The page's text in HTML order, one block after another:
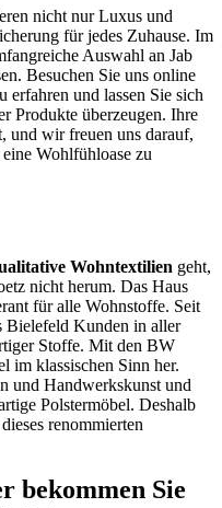
nicht nur Luxus und
für jedes Zuhause. Im
Auswahl an Jab
Besuchen Sie uns online
erfahren und lassen Sie sich
Produkte überzeugen. Ihre
und wir freuen uns darauf,
Wohlfühloase zu
Wohntextilien geht,
nicht herum. Das Haus
für alle Wohnstoffe. Seit
Bielefeld Kunden in aller
Stoffe. Mit den BW
im klassischen Sinn her.
und Handwerkskunst und
Polstermöbel. Deshalb
renommierten
bekommen Sie